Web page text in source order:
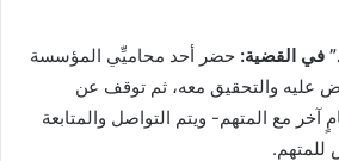
في القضية: حضر أحد محاميِّي المؤسسة
عليه والتحقيق معه، ثم توقف عن
مع المتهم- ويتم التواصل والمتابعة
للمتهم.